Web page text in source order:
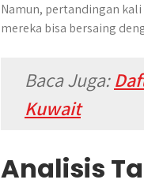
Namun, pertandingan
mereka bisa bersaing
Baca Juga:
Kuwait
Analisis